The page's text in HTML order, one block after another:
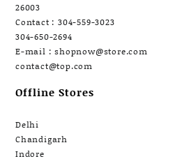
26003
Contact : 304-559-3023
304-650-2694
E-mail : shopnow@store.com
contact@top.com
Offline Stores
Delhi
Chandigarh
Indore